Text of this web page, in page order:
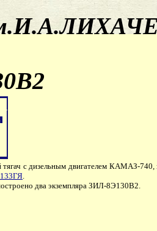
с дизельным двигателем КАМАЗ-740,
.
два экземпляра ЗИЛ-8Э130В2.